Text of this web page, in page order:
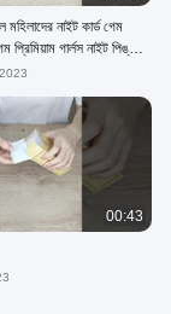
মহিলাদের নাইট কার্ড গেম
প্রিমিয়াম গার্লস নাইট পিঙ্ক
00:43